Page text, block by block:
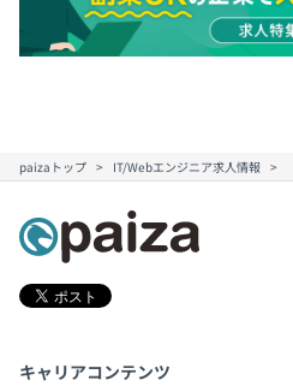
paizaトップ IT/Webエンジニア求人情報
キャリアコンテンツ